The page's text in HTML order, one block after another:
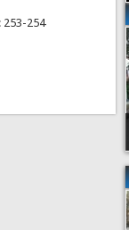
253-254